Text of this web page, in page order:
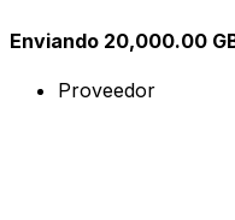
Enviando 20,000.00
Proveedor